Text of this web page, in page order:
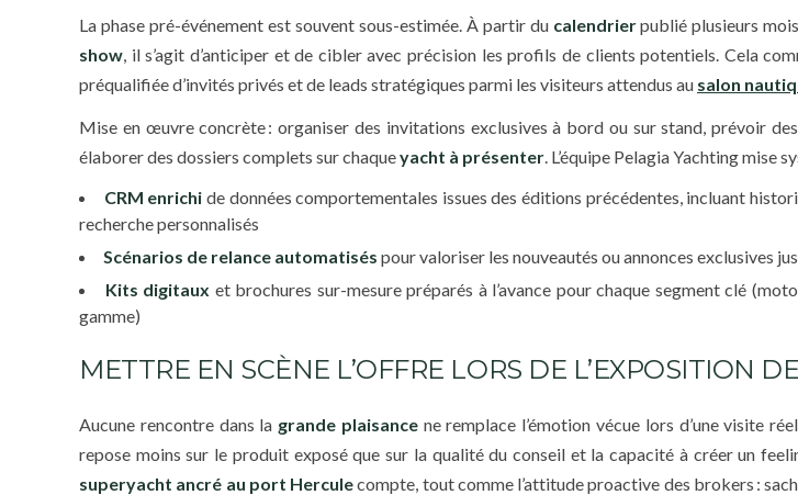
La phase pré-événement est souvent sous-estimée. À partir du calendrierpublié plusieurs
show, il s’agit d’anticiper et de cibler avec précision les profils de clients potentiels. Cela
préqualifiée d’invités privés et de leads stratégiques parmi les visiteurs attendus au salon
Mise en œuvre concrète : organiser des invitations exclusives à bord ou sur stand, prévoir
élaborer des dossiers complets sur chaqueyacht à présenter. L’équipe Pelagia Yachting mise
CRM enrichi de données comportementales issues des éditions précédentes, incluant
recherche personnalisés
Scénarios de relance automatisés pour valoriser les nouveautés ou annonces exclusives
Kits digitaux et brochures sur-mesure préparés à l’avance pour chaque segment clé
gamme)
METTRE EN SCÈNE L’OFFRE LORS DE L’EXPOSITION
Aucune rencontre dans la grande plaisancene remplace l’émotion vécue lors d’une visite
repose moins sur le produit exposé que sur la qualité du conseil et la capacité à créer un
superyacht ancré au port Herculecompte, tout comme l’attitude proactive des brokers :